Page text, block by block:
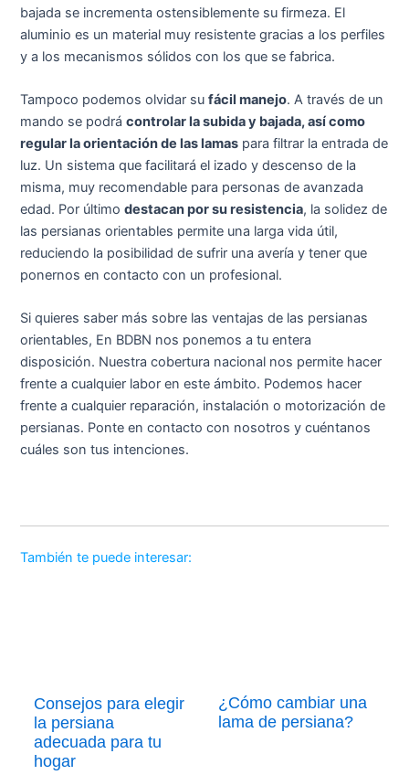
bajada se incrementa ostensiblemente su firmeza. El
aluminio es un material muy resistente gracias a los perfiles
y a los mecanismos sólidos con los que se fabrica.
Tampoco podemos olvidar sufácil manejo. A través de un
mando se podrácontrolar la subida y bajada, así como
regular la orientación de las lamas para filtrar la entrada de
luz. Un sistema que facilitará el izado y descenso de la
misma, muy recomendable para personas de avanzada
edad. Por últimodestacan por su resistencia, la solidez de
las persianas orientables permite una larga vida útil,
reduciendo la posibilidad de sufrir una avería y tener que
ponernos en contacto con un profesional.
Si quieres saber más sobre las ventajas de las persianas
orientables, En BDBN nos ponemos a tu entera
disposición. Nuestra cobertura nacional nos permite hacer
frente a cualquier labor en este ámbito. Podemos hacer
frente a cualquier reparación, instalación o motorización de
persianas. Ponte en contacto con nosotros y cuéntanos
cuáles son tus intenciones.
También te puede interesar:
Consejos para elegir
la persiana
adecuada para tu
hogar
¿Cómo cambiar una
lama de persiana?